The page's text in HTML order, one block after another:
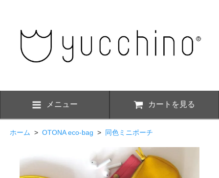
メニュー カートを見る
ホーム > OTONA eco-bag > 同色ミニポーチ